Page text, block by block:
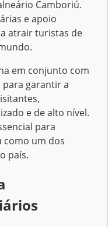
Camboriú.
e apoio
atrair turistas de
em conjunto com
garantir a
e de alto nível.
para
como um dos
país.